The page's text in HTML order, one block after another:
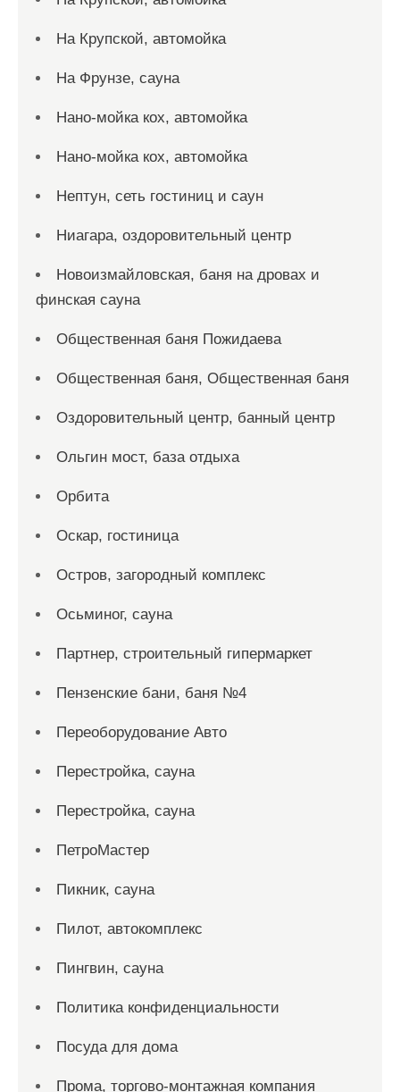
На Крупской, автомойка
На Фрунзе, сауна
Нано-мойка кох, автомойка
Нано-мойка кох, автомойка
Нептун, сеть гостиниц и саун
Ниагара, оздоровительный центр
Новоизмайловская, баня на дровах и
финская сауна
Общественная баня Пожидаева
Общественная баня, Общественная баня
Оздоровительный центр, банный центр
Ольгин мост, база отдыха
Орбита
Оскар, гостиница
Остров, загородный комплекс
Осьминог, сауна
Партнер, строительный гипермаркет
Пензенские бани, баня №4
Переоборудование Авто
Перестройка, сауна
Перестройка, сауна
ПетроМастер
Пикник, сауна
Пилот, автокомплекс
Пингвин, сауна
Политика конфиденциальности
Посуда для дома
Прома, торгово-монтажная компания